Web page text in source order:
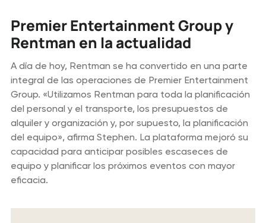
Premier Entertainment Group y
Rentman en la actualidad
A día de hoy, Rentman se ha convertido en una parte
integral de las operaciones de Premier Entertainment
Group. «Utilizamos Rentman para toda la planificación
del personal y el transporte, los presupuestos de
alquiler y organización y, por supuesto, la planificación
del equipo», afirma Stephen. La plataforma mejoró su
capacidad para anticipar posibles escaseces de
equipo y planificar los próximos eventos con mayor
eficacia.